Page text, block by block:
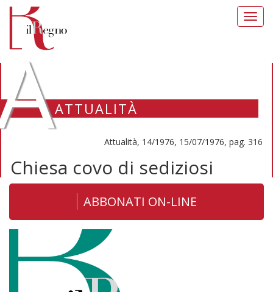
ATTUALITÀ
Attualità, 14/1976, 15/07/1976, pag. 316
Chiesa covo di sediziosi
ABBONATI ON-LINE